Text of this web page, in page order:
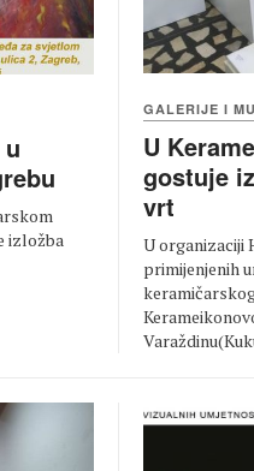
izložba
GALERIJE I
U
gostuje
vrt
U organizaciji
primijenjenih